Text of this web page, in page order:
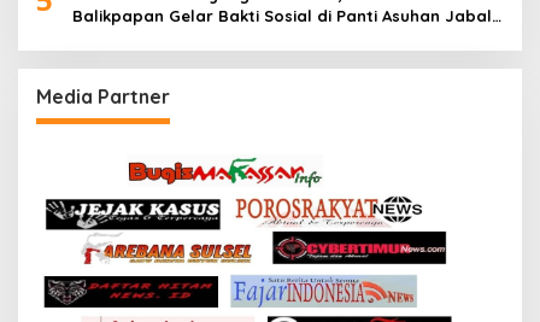
Balikpapan Gelar Bakti Sosial di Panti Asuhan Jabal
Media Partner